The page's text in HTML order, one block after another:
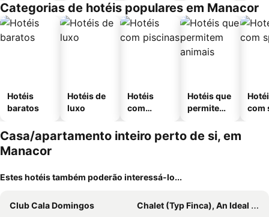
Categorias de hotéis populares em Manacor
Hotéis
baratos
Hotéis de
luxo
Hotéis
com
Hotéis que
permitem
com
Casa/apartamento inteiro perto de si, em
Manacor
Estes hotéis também poderão interessá-lo...
Club Cala Domingos
Chalet (Typ Finca), An Ideal Holiday Home